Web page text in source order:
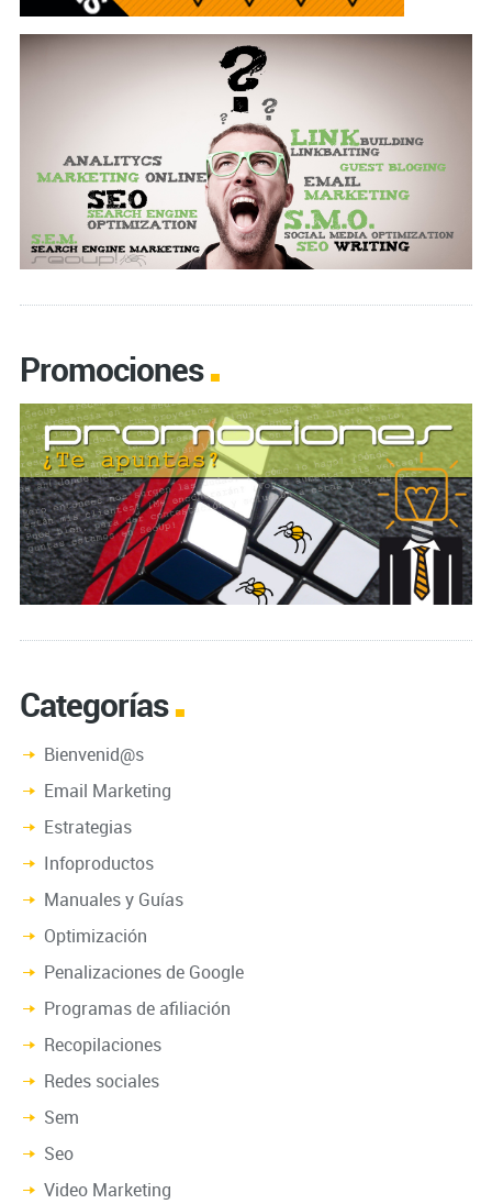
Promociones
Categorías
Bienvenid@s
Email Marketing
Estrategias
Infoproductos
Manuales y Guías
Optimización
Penalizaciones de Google
Programas de afiliación
Recopilaciones
Redes sociales
Sem
Seo
Video Marketing